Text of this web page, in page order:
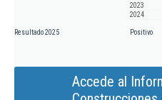
2023
2024
Resultado 2025 Positivo
Accede al